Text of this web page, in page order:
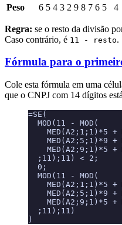
Peso
6 5 4 3 2 9 8 7 6 5 4
Regra: se o resto da divisão
Caso contrário, é 11 - resto.
Fórmula para o
Cole esta fórmula em uma
que o CNPJ com 14 dígitos
=SE(
  MOD(11 - MOD(
MED(A2;1;1)*5 +
MED(A2;5;1)*9 +
MED(A2;9;1)*5 +
  ;11);11) < 2;
  0;
  MOD(11 - MOD(
MED(A2;1;1)*5 +
MED(A2;5;1)*9 +
MED(A2;9;1)*5 +
  ;11);11)
)